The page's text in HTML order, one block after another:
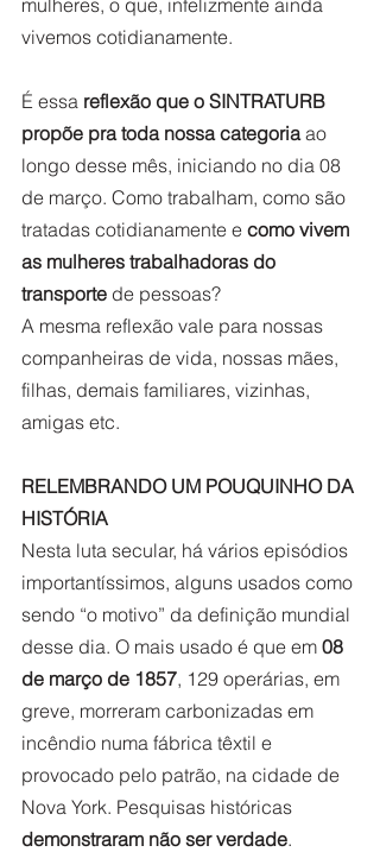
mulheres, o que, infelizmente ainda
vivemos cotidianamente.
É essa reflexão que o SINTRATURB
propõe pra toda nossa categoria ao
longo desse mês, iniciando no dia 08
de março. Como trabalham, como são
tratadas cotidianamente e como vivem
as mulheres trabalhadoras do
transporte de pessoas?
A mesma reflexão vale para nossas
companheiras de vida, nossas mães,
filhas, demais familiares, vizinhas,
amigas etc.
RELEMBRANDO UM POUQUINHO DA
HISTÓRIA
Nesta luta secular, há vários episódios
importantíssimos, alguns usados como
sendo “o motivo” da definição mundial
desse dia. O mais usado é que em 08
de março de 1857, 129 operárias, em
greve, morreram carbonizadas em
incêndio numa fábrica têxtil e
provocado pelo patrão, na cidade de
Nova York. Pesquisas históricas
demonstraram não ser verdade.